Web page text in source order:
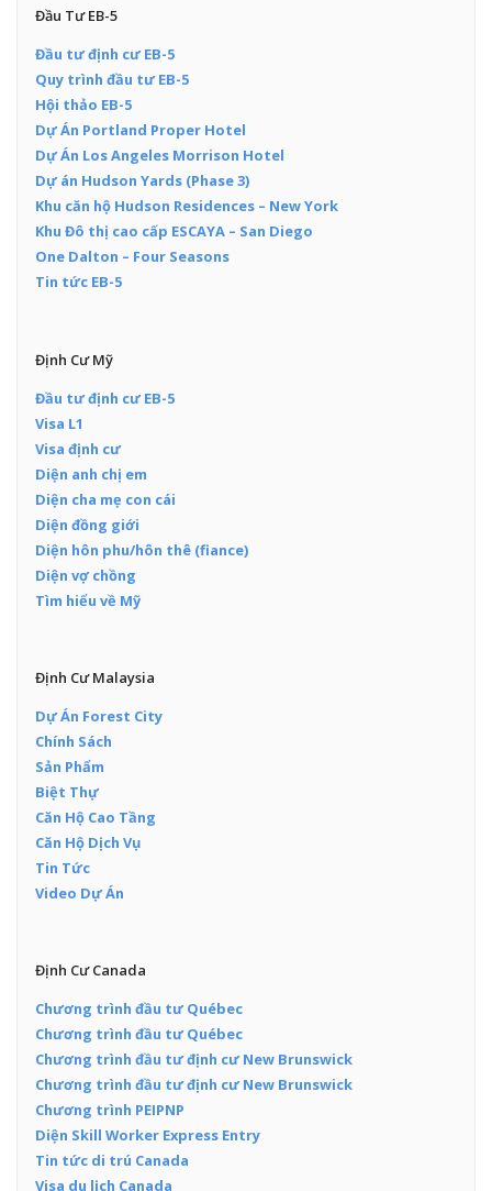
Đầu Tư EB-5
Đầu tư định cư EB-5
Quy trình đầu tư EB-5
Hội thảo EB-5
Dự Án Portland Proper Hotel
Dự Án Los Angeles Morrison Hotel
Dự án Hudson Yards (Phase 3)
Khu căn hộ Hudson Residences – New York
Khu Đô thị cao cấp ESCAYA – San Diego
One Dalton – Four Seasons
Tin tức EB-5
Định Cư Mỹ
Đầu tư định cư EB-5
Visa L1
Visa định cư
Diện anh chị em
Diện cha mẹ con cái
Diện đồng giới
Diện hôn phu/hôn thê (fiance)
Diện vợ chồng
Tìm hiểu về Mỹ
Định Cư Malaysia
Dự Án Forest City
Chính Sách
Sản Phẩm
Biệt Thự
Căn Hộ Cao Tầng
Căn Hộ Dịch Vụ
Tin Tức
Video Dự Án
Định Cư Canada
Chương trình đầu tư Québec
Chương trình đầu tư Québec
Chương trình đầu tư định cư New Brunswick
Chương trình đầu tư định cư New Brunswick
Chương trình PEIPNP
Diện Skill Worker Express Entry
Tin tức di trú Canada
Visa du lịch Canada